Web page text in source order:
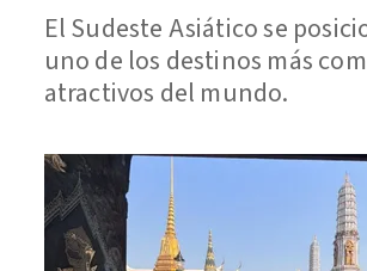
El Sudeste Asiático se
uno de los destinos más
atractivos del mundo.